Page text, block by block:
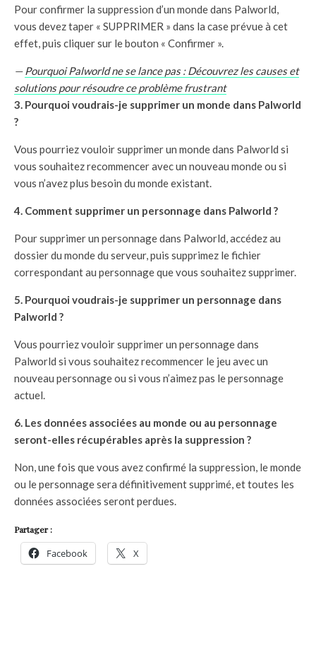
Pour confirmer la suppression d’un monde dans Palworld,
vous devez taper « SUPPRIMER » dans la case prévue à cet
effet, puis cliquer sur le bouton « Confirmer ».
—Pourquoi Palworld ne se lance pas : Découvrez les causes et
solutions pour résoudre ce problème frustrant
3. Pourquoi voudrais-je supprimer un monde dans Palworld
?
Vous pourriez vouloir supprimer un monde dans Palworld si
vous souhaitez recommencer avec un nouveau monde ou si
vous n’avez plus besoin du monde existant.
4. Comment supprimer un personnage dans Palworld ?
Pour supprimer un personnage dans Palworld, accédez au
dossier du monde du serveur, puis supprimez le fichier
correspondant au personnage que vous souhaitez supprimer.
5. Pourquoi voudrais-je supprimer un personnage dans
Palworld ?
Vous pourriez vouloir supprimer un personnage dans
Palworld si vous souhaitez recommencer le jeu avec un
nouveau personnage ou si vous n’aimez pas le personnage
actuel.
6. Les données associées au monde ou au personnage
seront-elles récupérables après la suppression ?
Non, une fois que vous avez confirmé la suppression, le monde
ou le personnage sera définitivement supprimé, et toutes les
données associées seront perdues.
Partager :
Facebook X